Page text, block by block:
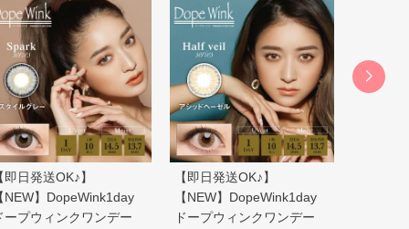
即日発送OK♪】
NEW】DopeWink1day
ープウィンクワンデー
【即日発送OK♪】
【NEW】DopeWink1day
ドープウィンクワンデー